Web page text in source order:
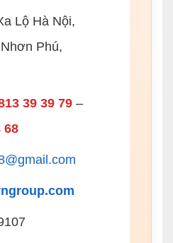
Lộ Hà Nội,
Phú,
39 39 79 –
68